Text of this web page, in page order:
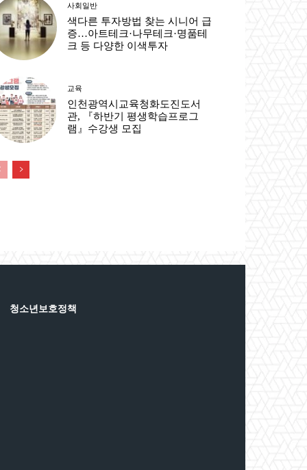
사회일반
색다른 투자방법 찾는 시니어 급
증…아트테크·나무테크·명품테
크 등 다양한 이색투자
교육
인천광역시교육청화도진도서
관, 『하반기 평생학습프로그
램』수강생 모집
청소년보호정책